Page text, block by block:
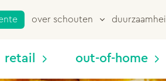
over schouten
retail out-of-home